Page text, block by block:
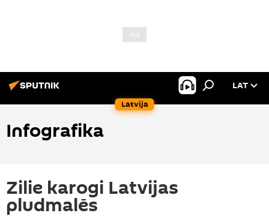
Latvija
LAT
Infografika
Zilie karogi Latvijas
pludmalēs